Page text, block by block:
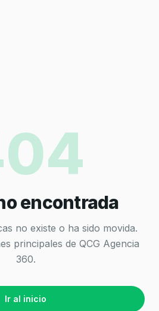
encontrada
no existe o ha sido movida.
principales de QCG Agencia
360.
Ir al inicio